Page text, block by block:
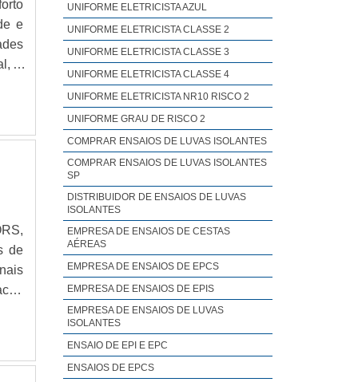
e
a
e
um
de
UNIFORME ELETRICISTA AZUL
UNIFORME ELETRICISTA CLASSE 2
UNIFORME ELETRICISTA CLASSE 3
UNIFORME ELETRICISTA CLASSE 4
UNIFORME ELETRICISTA NR10 RISCO 2
UNIFORME GRAU DE RISCO 2
COMPRAR ENSAIOS DE LUVAS ISOLANTES
COMPRAR ENSAIOS DE LUVAS ISOLANTES
SP
DISTRIBUIDOR DE ENSAIOS DE LUVAS
ISOLANTES
EMPRESA DE ENSAIOS DE CESTAS
AÉREAS
EMPRESA DE ENSAIOS DE EPCS
EMPRESA DE ENSAIOS DE EPIS
EMPRESA DE ENSAIOS DE LUVAS
ISOLANTES
ENSAIO DE EPI E EPC
ENSAIOS DE EPCS